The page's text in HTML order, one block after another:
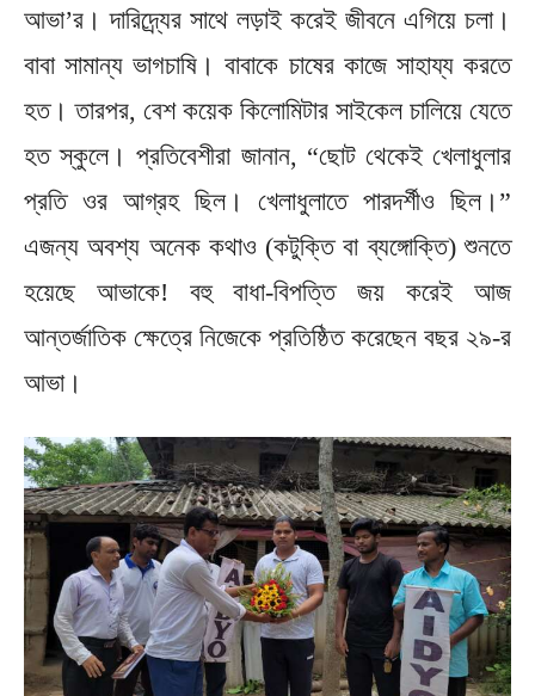
আভা’র। দারিদ্র্যের সাথে লড়াই করেই জীবনে এগিয়ে চলা।
বাবা সামান্য ভাগচাষি। বাবাকে চাষের কাজে সাহায্য করতে
হত। তারপর, বেশ কয়েক কিলোমিটার সাইকেল চালিয়ে যেতে
হত স্কুলে। প্রতিবেশীরা জানান, “ছোট থেকেই খেলাধুলার
প্রতি ওর আগ্রহ ছিল। খেলাধুলাতে পারদর্শীও ছিল।”
এজন্য অবশ্য অনেক কথাও (কটুক্তি বা ব্যঙ্গোক্তি) শুনতে
হয়েছে আভাকে! বহু বাধা-বিপত্তি জয় করেই আজ
আন্তর্জাতিক ক্ষেত্রে নিজেকে প্রতিষ্ঠিত করেছেন বছর ২৯-র
আভা।